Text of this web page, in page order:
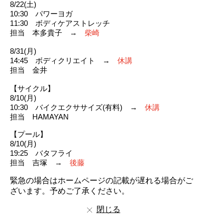
8/22(土)
10:30 パワーヨガ
11:30 ボディケアストレッチ
担当 本多貴子 → 柴崎
8/31(月)
14:45 ボディクリエイト → 休講
担当 金井
【サイクル】
8/10(月)
10:30 バイクエクササイズ(有料) → 休講
担当 HAMAYAN
【プール】
8/10(月)
19:25 バタフライ
担当 吉塚 → 後藤
緊急の場合はホームページの記載が遅れる場合がご
ざいます。予めご了承ください。
閉じる